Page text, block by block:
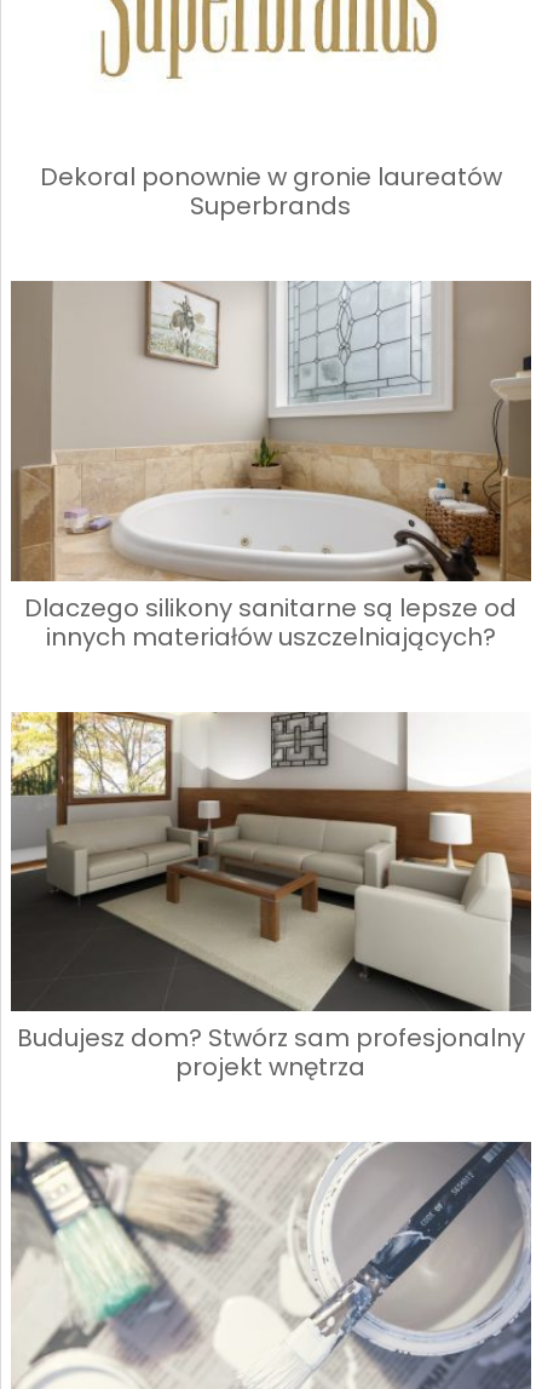
Dekoral ponownie w gronie laureatów
Superbrands
Dlaczego silikony sanitarne są lepsze od
innych materiałów uszczelniających?
Budujesz dom? Stwórz sam profesjonalny
projekt wnętrza